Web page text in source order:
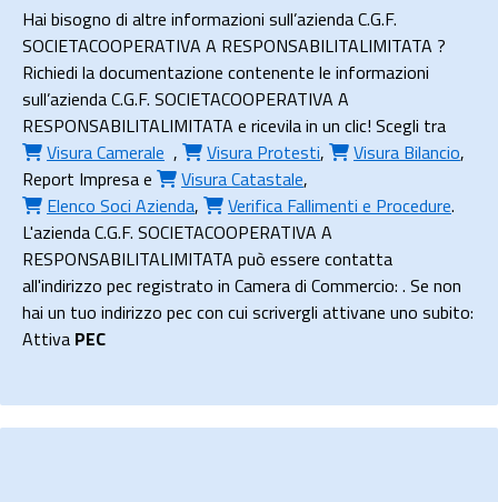
Hai bisogno di altre informazioni sull’azienda C.G.F.
SOCIETACOOPERATIVA A RESPONSABILITALIMITATA ?
Richiedi la documentazione contenente le informazioni
sull’azienda C.G.F. SOCIETACOOPERATIVA A
RESPONSABILITALIMITATA e ricevila in un clic! Scegli tra
Visura Camerale , Visura Protesti, Visura Bilancio,
Report Impresae Visura Catastale,
Elenco Soci Azienda, Verifica Fallimenti e Procedure.
L'azienda C.G.F. SOCIETACOOPERATIVA A
RESPONSABILITALIMITATA può essere contatta
all'indirizzo pec registrato in Camera di Commercio: . Se non
hai un tuo indirizzo pec con cui scrivergli attivane uno subito:
Attiva PEC